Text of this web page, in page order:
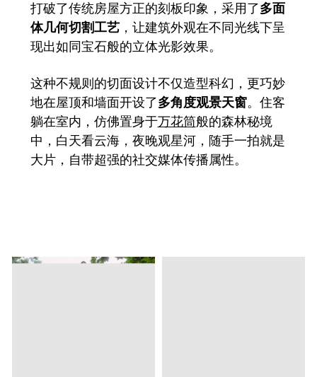
打破了传统房屋方正的刻板印象，采用了多面
体几何切割工艺，让建筑外观在不同光线下呈
现出如同宝石般的立体光影效果。
这种不规则的切面设计不仅造型科幻，更巧妙
地在屋顶和墙面开设了多角度观景天窗。住客
躺在室内，仿佛置身于万花筒般的森林秘境
中，白天看云海，夜晚观星河，随手一拍就是
大片，自带超强的社交媒体传播属性。